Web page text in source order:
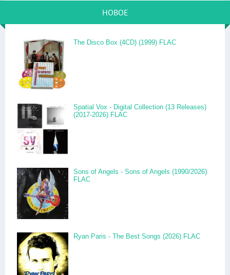
НОВОЕ
The Disco Box (4CD) (1999) FLAC
Spatial Vox - Digital Collection (13 Releases)
(2017-2026) FLAC
Sons of Angels - Sons of Angels (1990/2026)
FLAC
Ryan Paris - The Best Songs (2026) FLAC